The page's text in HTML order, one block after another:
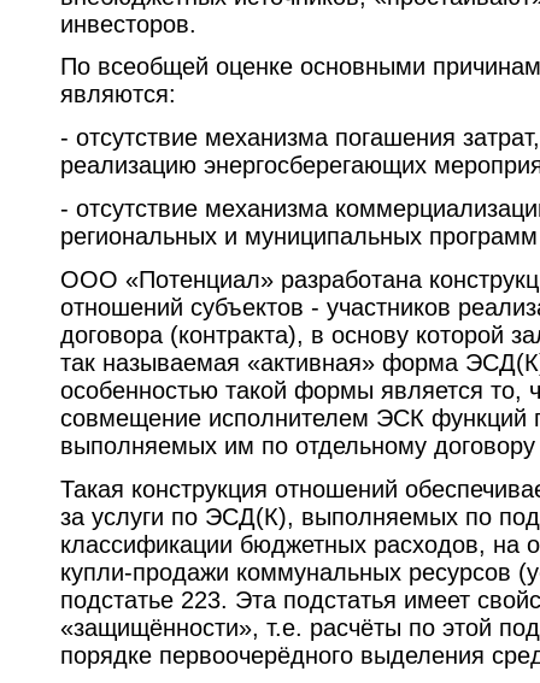
инвесторов.
По всеобщей оценке основными
являются:
- отсутствие механизма погашения
реализацию энергосберегающих
- отсутствие механизма
региональных и муниципальных
ООО «Потенциал» разработана
отношений субъектов - участников
договора (контракта), в основу которой
так называемая «активная» форма
особенностью такой формы является то,
совмещение исполнителем ЭСК функций
выполняемых им по отдельному
Такая конструкция отношений
за услуги по ЭСД(К), выполняемых по
классификации бюджетных расходов, на
купли-продажи коммунальных ресурсов
подстатье 223. Эта подстатья имеет
«защищённости», т.е. расчёты по этой
порядке первоочерёдного выделения